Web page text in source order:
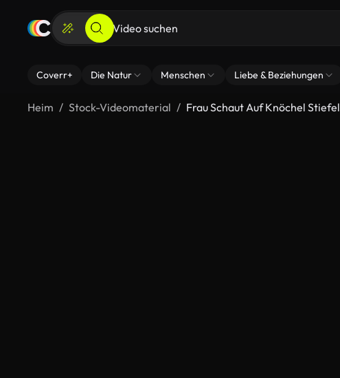
Coverr+ Die Natur Menschen Liebe & Beziehungen
Heim Stock-Videomaterial Frau Schaut Auf Knöchel Stiefel